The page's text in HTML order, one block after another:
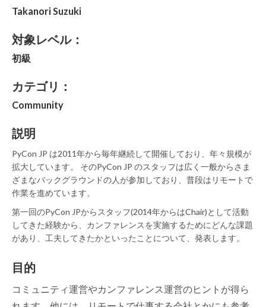
Takanori Suzuki
対象レベル：
初級
カテゴリ：
Community
説明
PyCon JP は2011年から毎年継続して開催しており、年々規模が
拡大しています。 そのPyCon JP のスタッフは広く一般からさま
ざまなバックグラウンドの人が参加しており、普段はリモートで
作業を進めています。
第一回のPyCon JPからスタッフ(2014年からはChair)として活動
してきた経験から、カンファレンスを実施するためにどんな課題
があり、工夫してきたかといったことについて、発表します。
目的
コミュニティ運営やカンファレンス運営のヒントが得ら